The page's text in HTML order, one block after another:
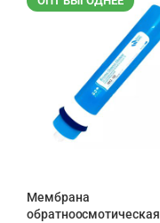
Мембрана
обратноосмотическая